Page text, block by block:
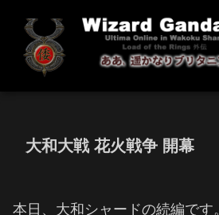
大和大戦 花火戦争 開幕
本日、大和シャードの続編です。